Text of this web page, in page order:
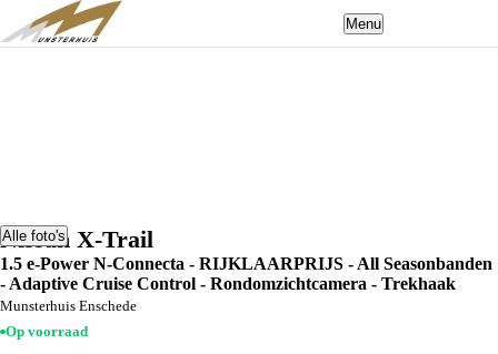
Menu
Alle foto's
Nissan X-Trail
1.5 e-Power N-Connecta - RIJKLAARPRIJS - All Seasonbanden
- Adaptive Cruise Control - Rondomzichtcamera - Trekhaak
Munsterhuis Enschede
Op voorraad